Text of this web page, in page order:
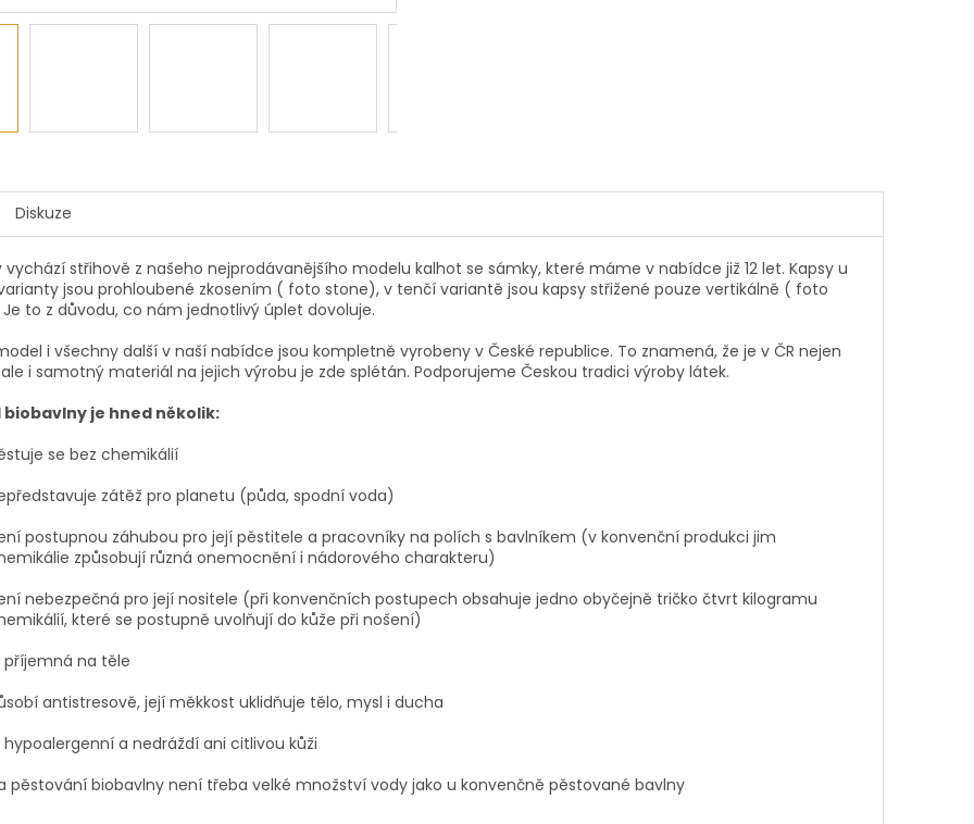
Diskuze
vychází střihově z našeho nejprodávanějšího modelu kalhot se sámky, které máme v nabídce již 12 let. Kapsy u
jsou prohloubené zkosením ( foto stone), v tenčí variantě jsou kapsy střižené pouze vertikálně ( foto
to z důvodu, co nám jednotlivý úplet dovoluje.
i všechny další v naší nabídce jsou kompletně vyrobeny v České republice. To znamená, že je v ČR nejen
i samotný materiál na jejich výrobu je zde splétán. Podporujeme Českou tradici výroby látek.
biobavlny je hned několik:
se bez chemikálií
zátěž pro planetu (půda, spodní voda)
postupnou záhubou pro její pěstitele a pracovníky na polích s bavlníkem (v konvenční produkci jim
způsobují různá onemocnění i nádorového charakteru)
nebezpečná pro její nositele (při konvenčních postupech obsahuje jedno obyčejně tričko čtvrt kilogramu
které se postupně uvolňují do kůže při nošení)
příjemná na těle
antistresově, její měkkost uklidňuje tělo, mysl i ducha
hypoalergenní a nedráždí ani citlivou kůži
pěstování biobavlny není třeba velké množství vody jako u konvenčně pěstované bavlny